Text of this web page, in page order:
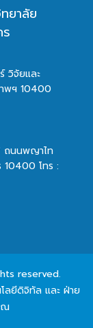
ยาลัย
วิจัยและ
พฯ 10400
ถนนพญาไท
10400 โทร :
reserved.
ลยีดิจิทัล และ ฝ่าย
ณ